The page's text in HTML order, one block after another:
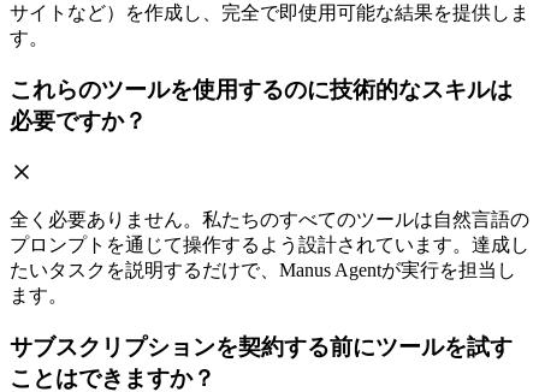
サイトなど）を作成し、完全で即使用可能な結果を提供しま
す。
これらのツールを使用するのに技術的なスキルは
必要ですか？
全く必要ありません。私たちのすべてのツールは自然言語の
プロンプトを通じて操作するよう設計されています。達成し
たいタスクを説明するだけで、Manus Agentが実行を担当し
ます。
サブスクリプションを契約する前にツールを試す
ことはできますか？